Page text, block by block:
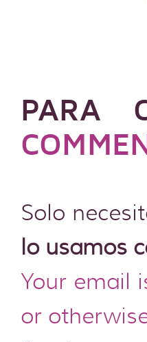
PARA
Solo
lo usamos
Your email
or